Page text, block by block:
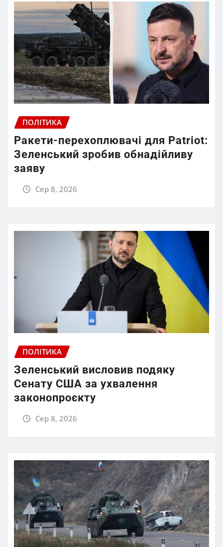
ПОЛІТИКА
Ракети-перехоплювачі для Patriot:
Зеленський зробив обнадійливу
заяву
Сер 8, 2026
ПОЛІТИКА
Зеленський висловив подяку
Сенату США за ухвалення
законопроєкту
Сер 8, 2026